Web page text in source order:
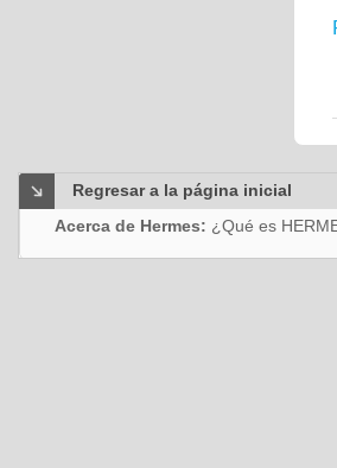
Regresar a la página inicial
Acerca de Hermes: ¿Qué es